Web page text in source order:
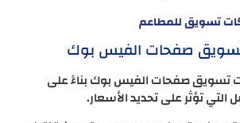
تسويق للمطاعم
صفحات الفيس بوك
تسويق صفحات الفيس بوك بناءً على
تؤثر على تحديد الأسعار.